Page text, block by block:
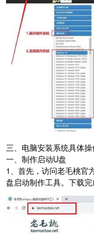
三、电脑安装系统具体
一、制作启动U盘
1、首先，访问老毛桃官
盘启动制作工具。下载完